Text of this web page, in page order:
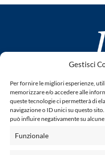
Gestisci
Per fornire le migliori esperienze,
memorizzare e/o accedere alle
queste tecnologie ci permetterà di
navigazione o ID unici su questo
può influire negativamente su
Funzionale
fondato da
Questo blog non
quanto viene aggiornato
legge n° 62 del 7.03.2001.